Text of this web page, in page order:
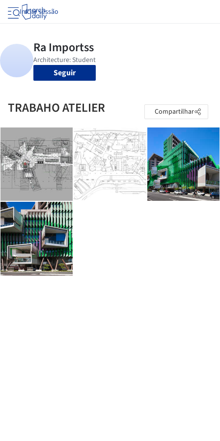
Iniciar sessão
Seguir
TRABAHO ATELIER Compartilhar